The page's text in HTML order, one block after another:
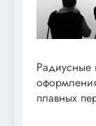
Радиусные
плавных